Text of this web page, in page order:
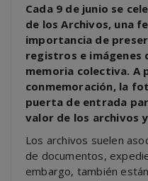
Cada 9 de junio se
de los Archivos, una
importancia de
registros e imágenes
memoria colectiva. A
conmemoración, la
puerta de entrada
valor de los archivos
Los archivos suelen
de documentos,
embargo, también